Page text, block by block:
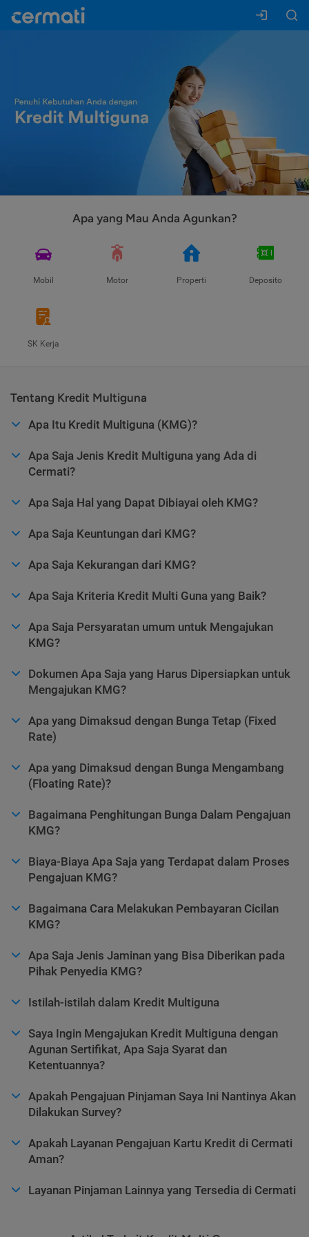
Apa yang Mau Anda Agunkan?
Mobil Motor Properti Deposito
SK Kerja
Tentang Kredit Multiguna
Apa Itu Kredit Multiguna (KMG)?
Apa Saja Jenis Kredit Multiguna yang Ada di
Cermati?
Apa Saja Hal yang Dapat Dibiayai oleh KMG?
Apa Saja Keuntungan dari KMG?
Apa Saja Kekurangan dari KMG?
Apa Saja Kriteria Kredit Multi Guna yang Baik?
Apa Saja Persyaratan umum untuk Mengajukan
KMG?
Dokumen Apa Saja yang Harus Dipersiapkan untuk
Mengajukan KMG?
Apa yang Dimaksud dengan Bunga Tetap (Fixed
Rate)
Apa yang Dimaksud dengan Bunga Mengambang
(Floating Rate)?
Bagaimana Penghitungan Bunga Dalam Pengajuan
KMG?
Biaya-Biaya Apa Saja yang Terdapat dalam Proses
Pengajuan KMG?
Bagaimana Cara Melakukan Pembayaran Cicilan
KMG?
Apa Saja Jenis Jaminan yang Bisa Diberikan pada
Pihak Penyedia KMG?
Istilah-istilah dalam Kredit Multiguna
Saya Ingin Mengajukan Kredit Multiguna dengan
Agunan Sertifikat, Apa Saja Syarat dan
Ketentuannya?
Apakah Pengajuan Pinjaman Saya Ini Nantinya Akan
Dilakukan Survey?
Apakah Layanan Pengajuan Kartu Kredit di Cermati
Aman?
Layanan Pinjaman Lainnya yang Tersedia di Cermati